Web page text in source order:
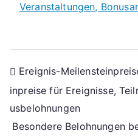
Veranstaltungen,
Post
navigation
Ereignis-
inpreise für Ereignisse,
usbelohnungen
Besondere Belohnungen